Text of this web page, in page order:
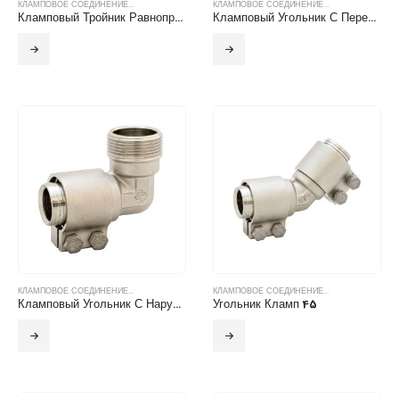
КЛАМПОВОЕ СОЕДИНЕНИЕ...
Кламповый Тройник Равнопроходный
КЛАМПОВОЕ СОЕДИНЕНИЕ...
Кламповый Угольник С Переходом С Внутренней Резьбой
КЛАМПОВОЕ СОЕДИНЕНИЕ...
Кламповый Угольник С Наружной Резьбой
КЛАМПОВОЕ СОЕДИНЕНИЕ...
Угольник Кламп 45